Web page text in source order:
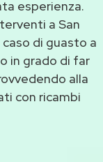
esperienza.
a San
di guasto a
in grado di far
alla
con ricambi